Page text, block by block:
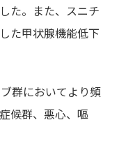
た。また、スニチ
た甲状腺機能低下
群においてより頻
候群、悪心、嘔